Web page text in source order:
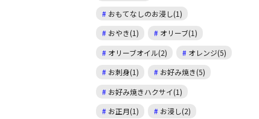
おもてなしのお浸し(1)
おやき(1)
オリーブ(1)
オリーブオイル(2)
オレンジ(5)
お刺身(1)
お好み焼き(5)
お好み焼きハクサイ(1)
お正月(1)
お浸し(2)